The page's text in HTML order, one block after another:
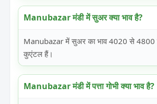
Manubazar मंडी में सुअर क्या भाव है?
Manubazar में सुअर का भाव 4020 से 4800
कुएंटल हैं।
Manubazar मंडी में पत्ता गोभी क्या भाव है?